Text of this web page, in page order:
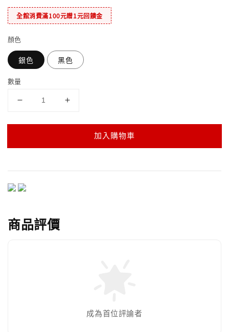
全館消費滿100元贈1元回饋金
顏色
銀色 黑色
數量
加入購物車
商品評價
成為首位評論者